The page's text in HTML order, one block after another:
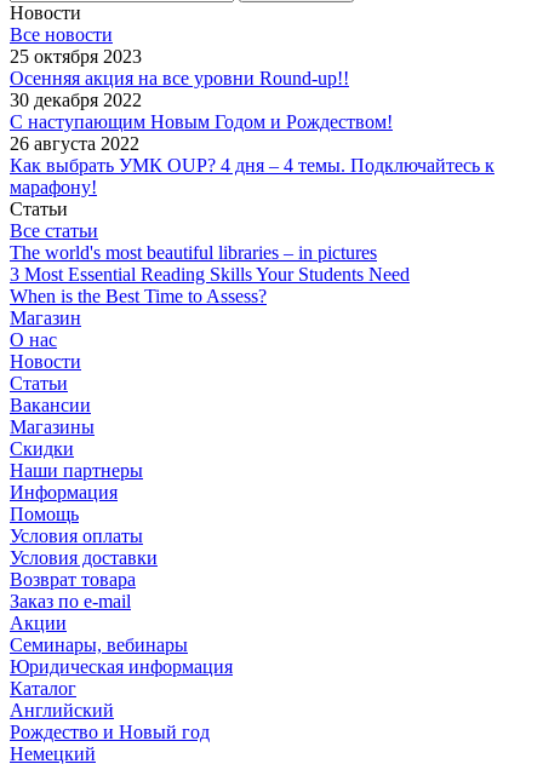
Новости
Все новости
25 октября 2023
Осенняя акция на все уровни Round-up!!
30 декабря 2022
С наступающим Новым Годом и Рождеством!
26 августа 2022
Как выбрать УМК OUP? 4 дня – 4 темы. Подключайтесь к
марафону!
Статьи
Все статьи
The world's most beautiful libraries – in pictures
3 Most Essential Reading Skills Your Students Need
When is the Best Time to Assess?
Магазин
О нас
Новости
Статьи
Вакансии
Магазины
Скидки
Наши партнеры
Информация
Помощь
Условия оплаты
Условия доставки
Возврат товара
Заказ по e-mail
Акции
Семинары, вебинары
Юридическая информация
Каталог
Английский
Рождество и Новый год
Немецкий